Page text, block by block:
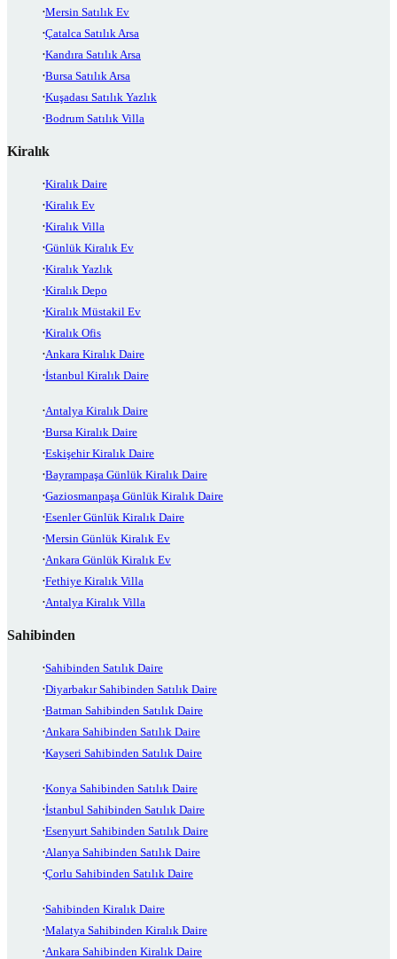
Mersin Satılık Ev
Çatalca Satılık Arsa
Kandıra Satılık Arsa
Bursa Satılık Arsa
Kuşadası Satılık Yazlık
Bodrum Satılık Villa
Kiralık
Kiralık Daire
Kiralık Ev
Kiralık Villa
Günlük Kiralık Ev
Kiralık Yazlık
Kiralık Depo
Kiralık Müstakil Ev
Kiralık Ofis
Ankara Kiralık Daire
İstanbul Kiralık Daire
Antalya Kiralık Daire
Bursa Kiralık Daire
Eskişehir Kiralık Daire
Bayrampaşa Günlük Kiralık Daire
Gaziosmanpaşa Günlük Kiralık Daire
Esenler Günlük Kiralık Daire
Mersin Günlük Kiralık Ev
Ankara Günlük Kiralık Ev
Fethiye Kiralık Villa
Antalya Kiralık Villa
Sahibinden
Sahibinden Satılık Daire
Diyarbakır Sahibinden Satılık Daire
Batman Sahibinden Satılık Daire
Ankara Sahibinden Satılık Daire
Kayseri Sahibinden Satılık Daire
Konya Sahibinden Satılık Daire
İstanbul Sahibinden Satılık Daire
Esenyurt Sahibinden Satılık Daire
Alanya Sahibinden Satılık Daire
Çorlu Sahibinden Satılık Daire
Sahibinden Kiralık Daire
Malatya Sahibinden Kiralık Daire
Ankara Sahibinden Kiralık Daire